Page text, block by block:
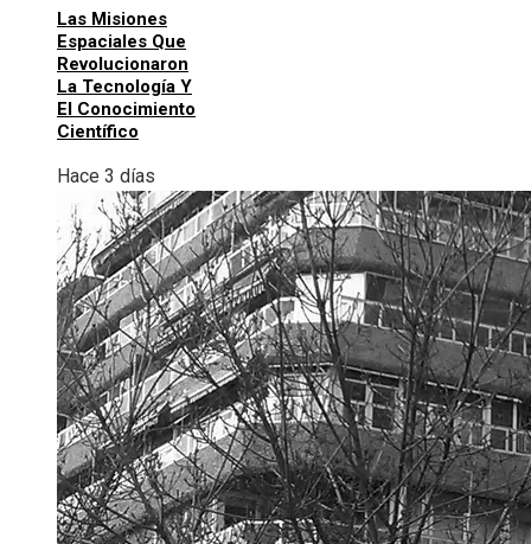
Las Misiones
Espaciales Que
Revolucionaron
La Tecnología Y
El Conocimiento
Científico
Hace 3 días